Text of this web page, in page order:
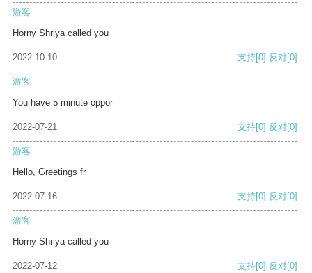
游客
Horny Shriya called you
2022-10-10 支持[0] 反对[0]
游客
You have 5 minute oppor
2022-07-21 支持[0] 反对[0]
游客
Hello, Greetings fr
2022-07-16 支持[0] 反对[0]
游客
Horny Shriya called you
2022-07-12 支持[0] 反对[0]